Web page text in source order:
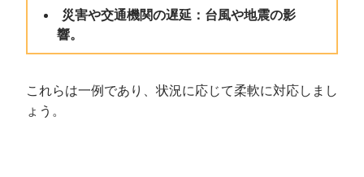
災害や交通機関の遅延：台風や地震の影
響。
これらは一例であり、状況に応じて柔軟に対応しまし
ょう。